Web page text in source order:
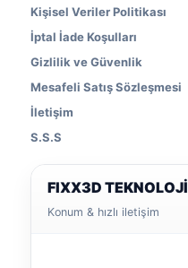
Kişisel Veriler Politikası
İptal İade Koşulları
Gizlilik ve Güvenlik
Mesafeli Satış Sözleşmesi
İletişim
S.S.S
FIXX3D TEKNOLOJİ
Konum & hızlı iletişim